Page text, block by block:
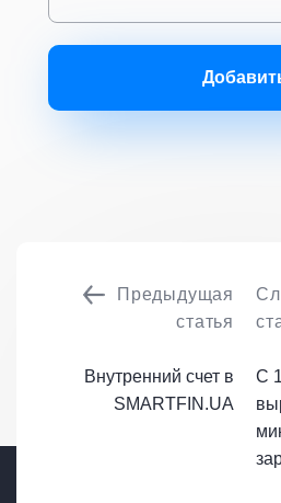
Предыдущая
статья
Внутренний счет в
SMARTFIN.UA
С